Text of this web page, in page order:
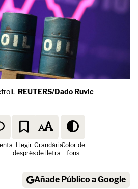
REUTERS/Dado Ruvic
Llegir
després
Grandària
de lletra
Color de
fons
Añade Público a Google